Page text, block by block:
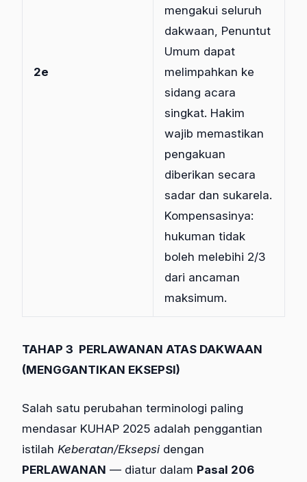
2e
mengakui seluruh
dakwaan, Penuntut
Umum dapat
melimpahkan ke
sidang acara
singkat. Hakim
wajib memastikan
pengakuan
diberikan secara
sadar dan sukarela.
Kompensasinya:
hukuman tidak
boleh melebihi 2/3
dari ancaman
maksimum.
TAHAP 3 PERLAWANAN ATAS DAKWAAN
(MENGGANTIKAN EKSEPSI)
Salah satu perubahan terminologi paling
mendasar KUHAP 2025 adalah penggantian
istilah Keberatan/Eksepsidengan
PERLAWANAN — diatur dalam Pasal 206